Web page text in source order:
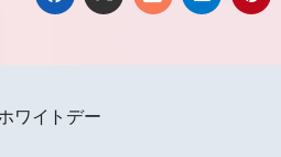
ワイトデー